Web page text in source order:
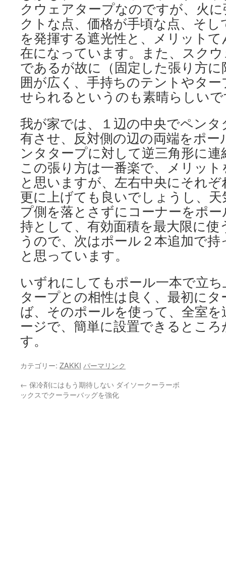
クウェアタープなのですが、火
クトな点、価格が手頃な点、そ
を発揮する遮光性と、メリット
在になっています。また、スク
であるが故に（固定した張り方
囲が広く、手持ちのテントやタ
せられるというのも素晴らしい
我が家では、１辺の中央でペン
有させ、反対側の辺の両端をポ
ンタタープに対して逆三角形に
この張り方は一番楽で、メリッ
と思いますが、左右中央にそれ
更に上げても良いでしょうし、
プ側を落とさずにコーナーをポ
持として、有効面積を最大限に
うので、次はポール２本追加で
と思っています。
いずれにしてもポール一本で立
タープとの相性は良く、最初に
ば、そのポールを使って、全室
ージで、簡単に設置できるとこ
す。
カテゴリー: ZAKKI パーマリンク
← 保冷剤にはもう期待しない ダイソークーラーボ
ックスでクーラーバッグを強化